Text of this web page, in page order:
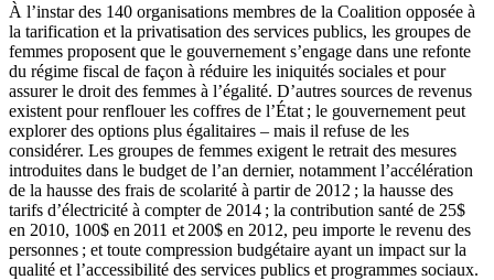
À l’instar des 140 organisations membres de la Coalition opposée à
la tarification et la privatisation des services publics, les groupes de
femmes proposent que le gouvernement s’engage dans une refonte
du régime fiscal de façon à réduire les iniquités sociales et pour
assurer le droit des femmes à l’égalité. D’autres sources de revenus
existent pour renflouer les coffres de l’État ; le gouvernement peut
explorer des options plus égalitaires – mais il refuse de les
considérer. Les groupes de femmes exigent le retrait des mesures
introduites dans le budget de l’an dernier, notamment l’accélération
de la hausse des frais de scolarité à partir de 2012 ; la hausse des
tarifs d’électricité à compter de 2014 ; la contribution santé de 25$
en 2010, 100$ en 2011 et 200$ en 2012, peu importe le revenu des
personnes ; et toute compression budgétaire ayant un impact sur la
qualité et l’accessibilité des services publics et programmes sociaux.